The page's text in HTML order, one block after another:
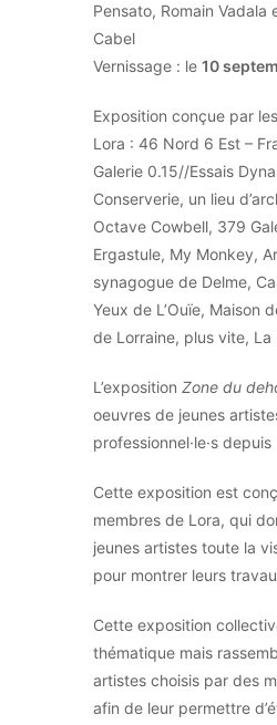
Pensato, Romain Vadala
Cabel
Vernissage : le 10
Exposition conçue par
Lora : 46 Nord 6 Est –
Galerie 0.15//Essais
Conserverie, un lieu
Octave Cowbell, 379
Ergastule, My Monkey,
synagogue de Delme,
Yeux de L’Ouïe, Maison
de Lorraine, plus vite, La
L’exposition Zone du
oeuvres de jeunes
professionnel·le·s depuis
Cette exposition est
membres de Lora, qui
jeunes artistes toute la
pour montrer leurs
Cette exposition
thématique mais
artistes choisis par des
afin de leur permettre